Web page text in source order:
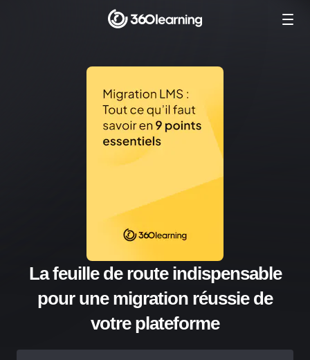
La feuille de route indispensable
pour une migration réussie de
votre plateforme